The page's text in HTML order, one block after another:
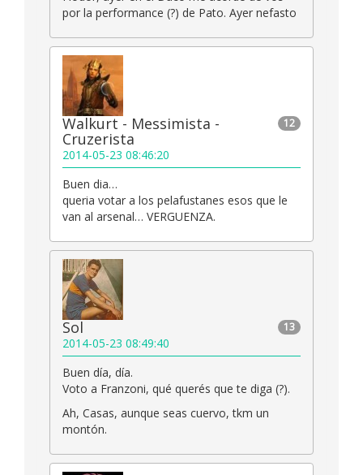
por la performance (?) de Pato. Ayer nefasto
12
Walkurt - Messimista -
Cruzerista
2014-05-23 08:46:20
Buen dia…
queria votar a los pelafustanes esos que le
van al arsenal… VERGUENZA.
13
Sol
2014-05-23 08:49:40
Buen día, día.
Voto a Franzoni, qué querés que te diga (?).
Ah, Casas, aunque seas cuervo, tkm un
montón.